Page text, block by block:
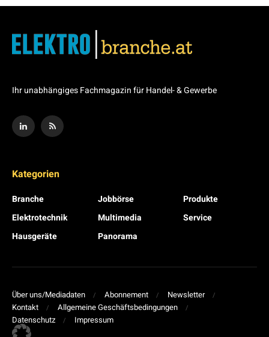
Ihr unabhängiges Fachmagazin für Handel- & Gewerbe
Kategorien
Branche
Elektrotechnik
Hausgeräte
Jobbörse
Multimedia
Panorama
Produkte
Service
Über uns/Mediadaten Abonnement
Newsletter
Kontakt
Allgemeine Geschäftsbedingungen
Datenschutz
Impressum